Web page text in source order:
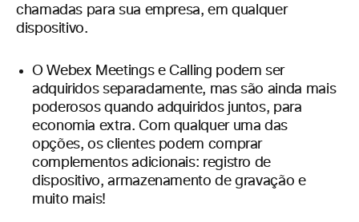
chamadas para sua empresa, em qualquer
dispositivo.
O Webex Meetings e Calling podem ser
adquiridos separadamente, mas são ainda mais
poderosos quando adquiridos juntos, para
economia extra. Com qualquer uma das
opções, os clientes podem comprar
complementos adicionais: registro de
dispositivo, armazenamento de gravação e
muito mais!